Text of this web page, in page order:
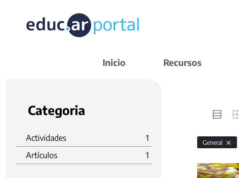
Inicio Recursos
Categoria
Actividades
1
Artículos
1
General